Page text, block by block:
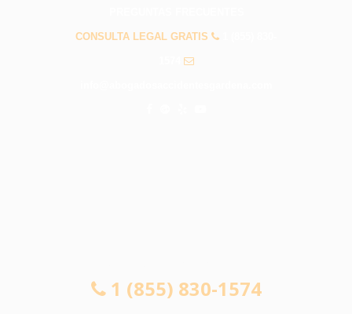
CONSULTA LEGAL GRATIS
1 (855) 830-1574